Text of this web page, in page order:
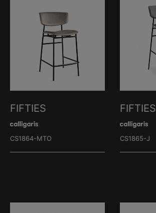
FIFTIES
CS1864-MTO
FIFTIES
CS1865-J